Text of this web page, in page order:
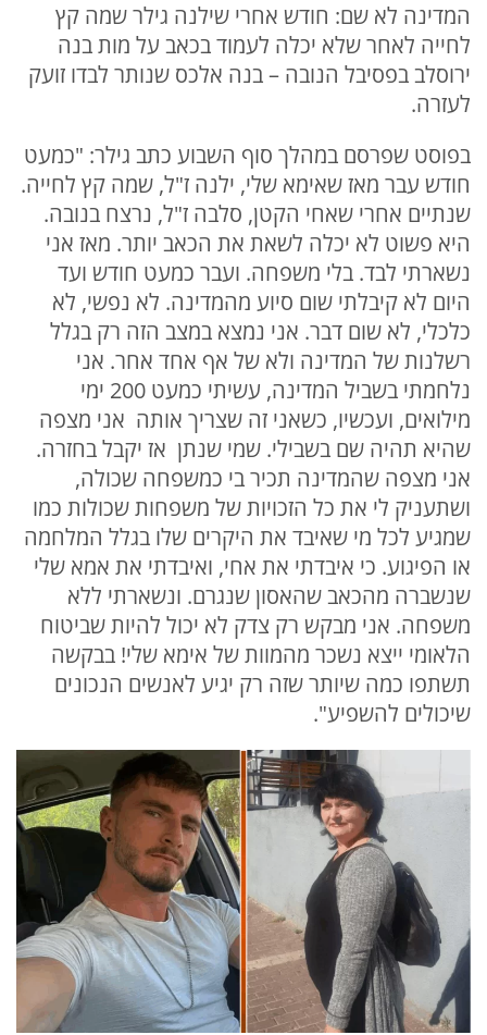
המדינה לא שם: חודש אחרי שילנה גילר שמה קץ
לחייה לאחר שלא יכלה לעמוד בכאב על מות בנה
ירוסלב בפסיבל הנובה – בנה אלכס שנותר לבדו זועק
לעזרה.
בפוסט שפרסם במהלך סוף השבוע כתב גילר: "כמעט
חודש עבר מאז שאימא שלי, ילנה ז"ל, שמה קץ לחייה.
שנתיים אחרי שאחי הקטן, סלבה ז"ל, נרצח בנובה.
היא פשוט לא יכלה לשאת את הכאב יותר. מאז אני
נשארתי לבד. בלי משפחה. ועבר כמעט חודש ועד
היום לא קיבלתי שום סיוע מהמדינה. לא נפשי, לא
כלכלי, לא שום דבר. אני נמצא במצב הזה רק בגלל
רשלנות של המדינה ולא של אף אחד אחר. אני
נלחמתי בשביל המדינה, עשיתי כמעט 200 ימי
מילואים, ועכשיו, כשאני זה שצריך אותה אני מצפה
שהיא תהיה שם בשבילי. שמי שנתן אז יקבל בחזרה.
אני מצפה שהמדינה תכיר בי כמשפחה שכולה,
ושתעניק לי את כל הזכויות של משפחות שכולות כמו
שמגיע לכל מי שאיבד את היקרים שלו בגלל המלחמה
או הפיגוע. כי איבדתי את אחי, ואיבדתי את אמא שלי
שנשברה מהכאב שהאסון שנגרם. ונשארתי ללא
משפחה. אני מבקש רק צדק לא יכול להיות שביטוח
הלאומי ייצא נשכר מהמוות של אימא שלי! בבקשה
תשתפו כמה שיותר שזה רק יגיע לאנשים הנכונים
שיכולים להשפיע".